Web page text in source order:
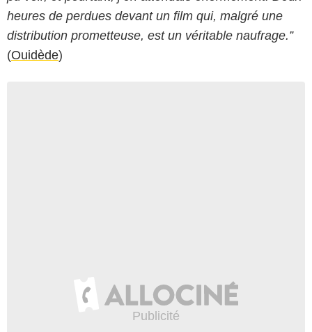
heures de perdues devant un film qui, malgré une
distribution prometteuse, est un véritable naufrage.”
(Ouidède)